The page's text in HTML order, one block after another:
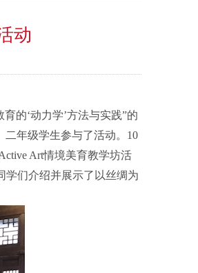
动
的‘动力学’方法与实践”的
年级学生参与了活动。 10
Art情境美育教学坊活
学们介绍并展示了以丝绸为